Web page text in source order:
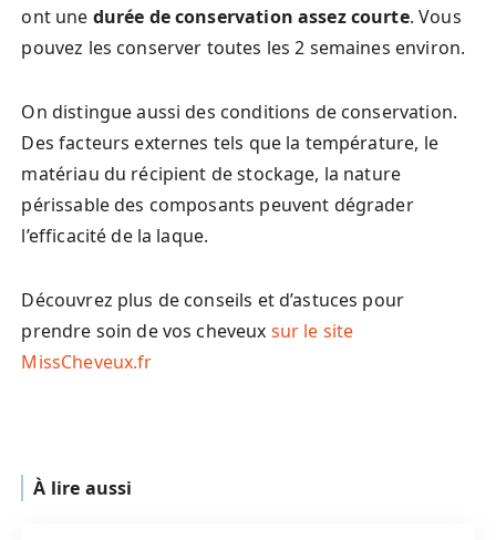
ont une durée de conservation assez courte. Vous
pouvez les conserver toutes les 2 semaines environ.
On distingue aussi des conditions de conservation.
Des facteurs externes tels que la température, le
matériau du récipient de stockage, la nature
périssable des composants peuvent dégrader
l’efficacité de la laque.
Découvrez plus de conseils et d’astuces pour
prendre soin de vos cheveux sur le site
MissCheveux.fr
À lire aussi